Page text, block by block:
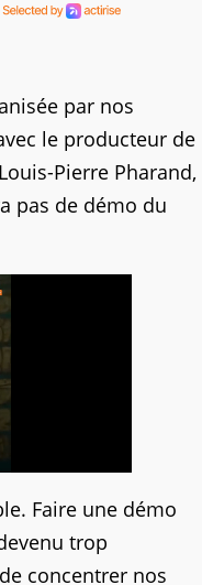
par nos
le producteur de
Pierre Pharand,
pas de démo du
Faire une démo
trop
concentrer nos